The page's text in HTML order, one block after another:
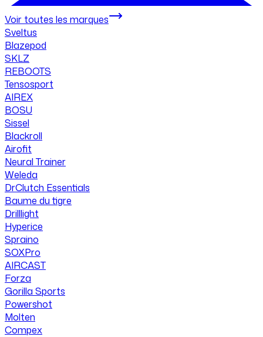
Voir toutes les marques
Sveltus
Blazepod
SKLZ
REBOOTS
Tensosport
AIREX
BOSU
Sissel
Blackroll
Airofit
Neural Trainer
Weleda
DrClutch Essentials
Baume du tigre
Drilllight
Hyperice
Spraino
SOXPro
AIRCAST
Forza
Gorilla Sports
Powershot
Molten
Compex